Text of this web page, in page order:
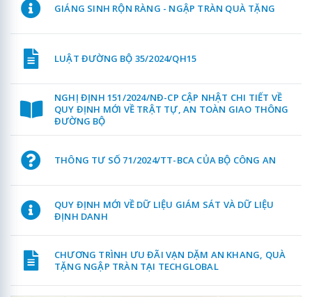
GIÁNG SINH RỘN RÀNG - NGẬP TRÀN QUÀ TẶNG
LUẬT ĐƯỜNG BỘ 35/2024/QH15
NGHỊ ĐỊNH 151/2024/NĐ-CP CẬP NHẬT CHI TIẾT VỀ
QUY ĐỊNH MỚI VỀ TRẬT TỰ, AN TOÀN GIAO THÔNG
ĐƯỜNG BỘ
THÔNG TƯ SỐ 71/2024/TT-BCA CỦA BỘ CÔNG AN
QUY ĐỊNH MỚI VỀ DỮ LIỆU GIÁM SÁT VÀ DỮ LIỆU
ĐỊNH DANH
CHƯƠNG TRÌNH ƯU ĐÃI VẠN DẶM AN KHANG, QUÀ
TẶNG NGẬP TRÀN TẠI TECHGLOBAL